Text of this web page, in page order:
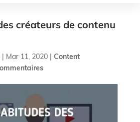
créateurs de contenu
| Mar 11, 2020| Content